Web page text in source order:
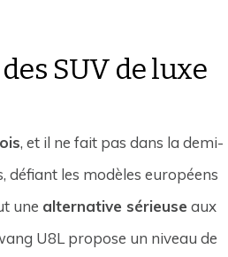
SUV de luxe
, et il ne fait pas dans la demi-
défiant les modèles européens
une alternative sérieuse aux
U8L propose un niveau de